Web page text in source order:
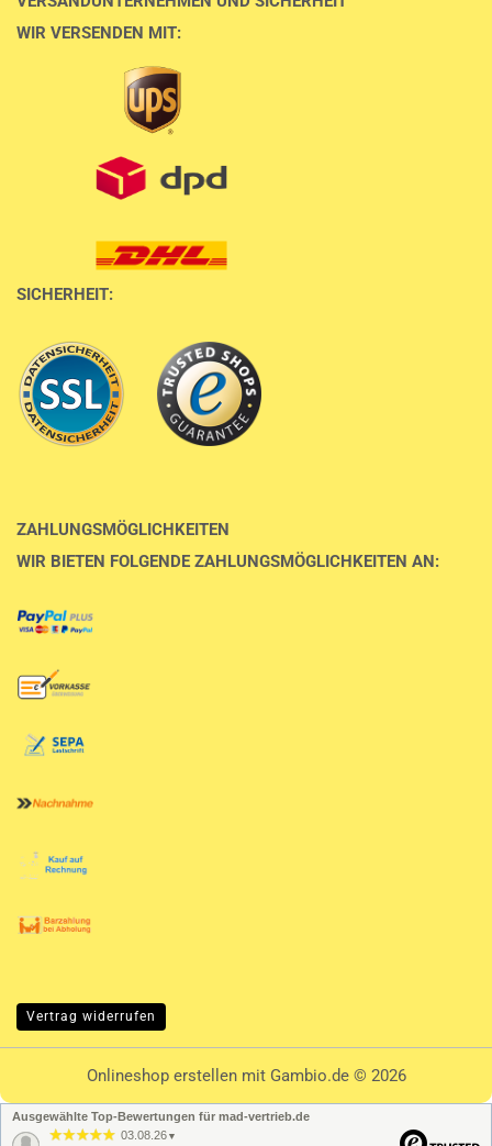
WIR VERSENDEN MIT:
SICHERHEIT:
ZAHLUNGSMÖGLICHKEITEN
WIR BIETEN FOLGENDE ZAHLUNGSMÖGLICHKEITEN AN:
Vertrag widerrufen
Onlineshop erstellenmit Gambio.de © 2026
Ausgewählte Top-Bewertungen für mad-vertrieb.de
03.08.26 ▼